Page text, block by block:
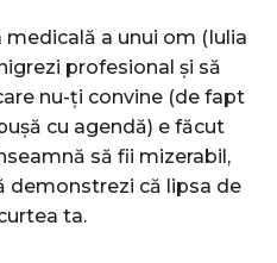
a unui om (Iulia
profesional și să
nu-ți convine (de fapt
cu agendă) e făcut
să fii mizerabil,
demonstrezi că lipsa de
ta.